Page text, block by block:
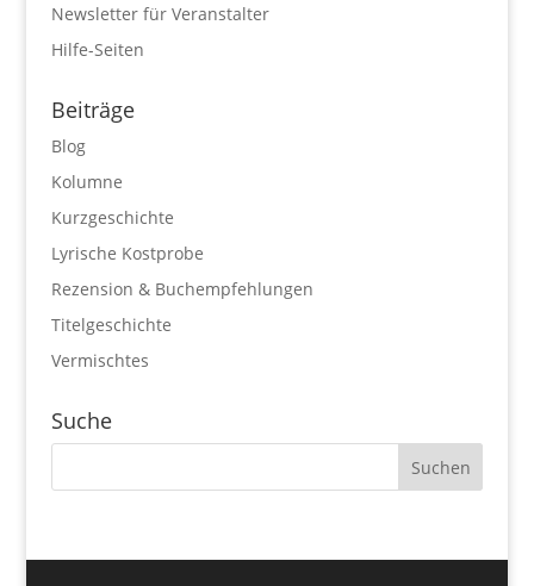
Newsletter für Veranstalter
Hilfe-Seiten
Beiträge
Blog
Kolumne
Kurzgeschichte
Lyrische Kostprobe
Rezension & Buchempfehlungen
Titelgeschichte
Vermischtes
Suche